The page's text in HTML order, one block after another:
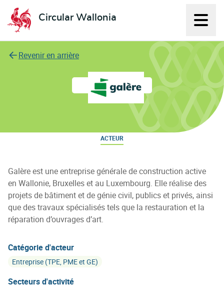
Circular Wallonia
L'économie circulaire
Revenir en arrière
ACTEUR
Galère est une entreprise générale de construction active
en Wallonie, Bruxelles et au Luxembourg. Elle réalise des
projets de bâtiment et de génie civil, publics et privés, ainsi
que des travaux spécialisés tels que la restauration et la
réparation d’ouvrages d’art.
Catégorie d'acteur
Entreprise (TPE, PME et GE)
Secteurs d'activité